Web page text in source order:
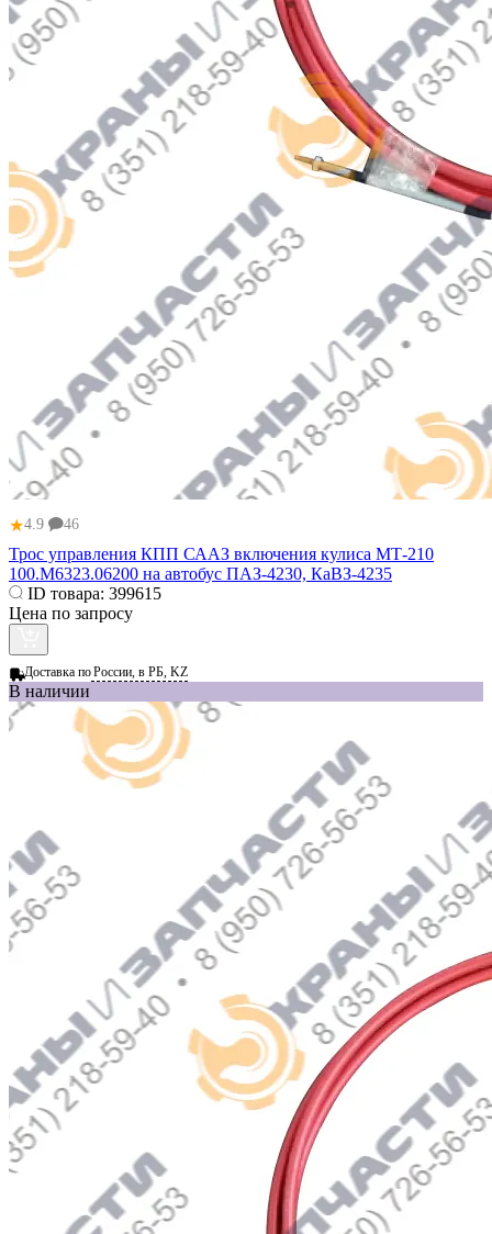
★4.9 46
Трос управления КПП СААЗ включения кулиса МТ-210
100.М6323.06200 на автобус ПАЗ-4230, КаВЗ-4235
ID товара: 399615
Цена по запросу
Доставка поРоссии, в РБ, KZ
В наличии